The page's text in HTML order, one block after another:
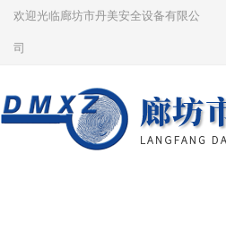
欢迎光临廊坊市丹美安全设备有限公
司